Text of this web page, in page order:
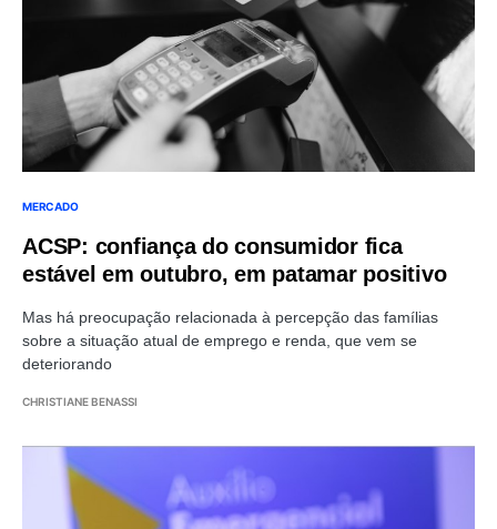
MERCADO
ACSP: confiança do consumidor fica
estável em outubro, em patamar positivo
Mas há preocupação relacionada à percepção das famílias
sobre a situação atual de emprego e renda, que vem se
deteriorando
CHRISTIANE BENASSI